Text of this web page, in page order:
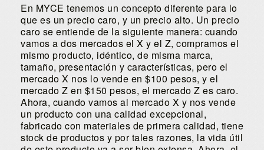
En MYCE tenemos un concepto diferente para lo
que es un precio caro, y un precio alto. Un precio
caro se entiende de la siguiente manera: cuando
vamos a dos mercados el X y el Z, compramos el
mismo producto, idéntico, de misma marca,
tamaño, presentación y características, pero el
mercado X nos lo vende en $100 pesos, y el
mercado Z en $150 pesos, el mercado Z es caro.
Ahora, cuando vamos al mercado X y nos vende
un producto con una calidad excepcional,
fabricado con materiales de primera calidad, tiene
stock de productos y por tales razones, la vida útil